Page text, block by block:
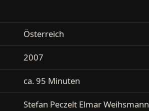
Österreich
2007
ca. 95 Minuten
Stefan Peczelt Elmar Weihsmann